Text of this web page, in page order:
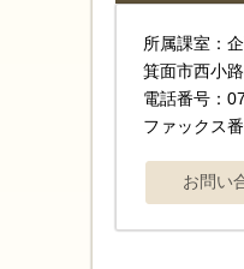
所属課室：
箕面市西小路
電話番号：
ファックス